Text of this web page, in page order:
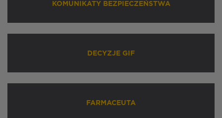
KOMUNIKATY BEZPIECZEŃSTWA
DECYZJE GIF
FARMACEUTA